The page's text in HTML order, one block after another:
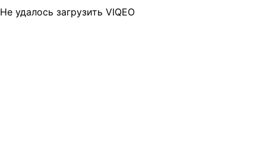
Не удалось загрузить VIQEO